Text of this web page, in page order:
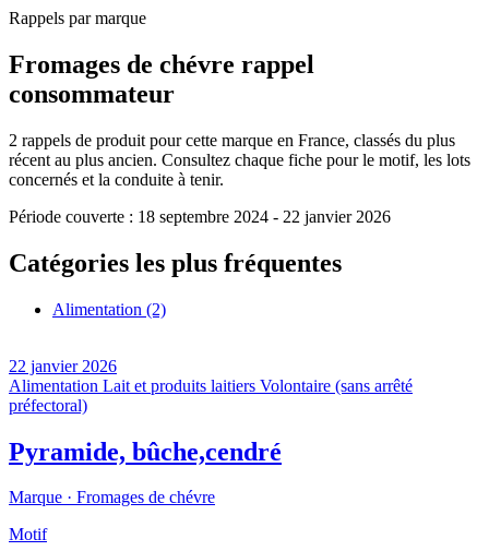
Rappels par marque
Fromages de chévre rappel
consommateur
2 rappels de produit pour cette marque en France, classés du plus
récent au plus ancien. Consultez chaque fiche pour le motif, les lots
concernés et la conduite à tenir.
Période couverte : 18 septembre 2024 - 22 janvier 2026
Catégories les plus fréquentes
Alimentation (2)
22 janvier 2026
Alimentation Lait et produits laitiers Volontaire (sans arrêté
préfectoral)
Pyramide, bûche,cendré
Marque · Fromages de chévre
Motif